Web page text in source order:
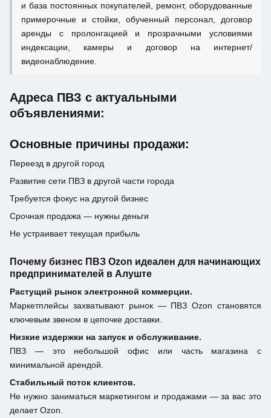
и база постоянных покупателей, ремонт, оборудованные
примерочные и стойки, обученный персонал, договор
аренды с пролонгацией и прозрачными условиями
индексации, камеры и договор на интернет/
видеонаблюдение.
Адреса ПВЗ с актуальными
объявлениями:
Основные причины продажи:
Переезд в другой город
Развитие сети ПВЗ в другой части города
Требуется фокус на другой бизнес
Срочная продажа — нужны деньги
Не устраивает текущая прибыль
Почему бизнес ПВЗ Ozon идеален для начинающих
предпринимателей в Алуште
Растущий рынок электронной коммерции.
Маркетплейсы захватывают рынок — ПВЗ Ozon становятся
ключевым звеном в цепочке доставки.
Низкие издержки на запуск и обслуживание.
ПВЗ — это небольшой офис или часть магазина с
минимальной арендой.
Стабильный поток клиентов.
Не нужно заниматься маркетингом и продажами — за вас это
делает Ozon.